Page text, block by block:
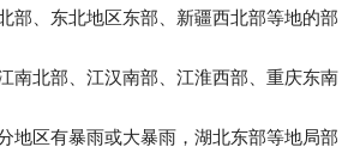
部、东北地区东部、新疆西北部等地的部
南北部、江汉南部、江淮西部、重庆东南
地区有暴雨或大暴雨，湖北东部等地局部